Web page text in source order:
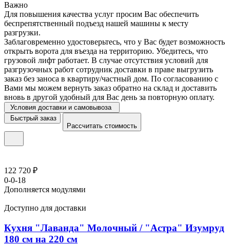
Важно
Для повышения качества услуг просим Вас обеспечить
беспрепятственный подъезд нашей машины к месту
разгрузки.
Заблаговременно удостоверьтесь, что у Вас будет возможность
открыть ворота для въезда на территорию. Убедитесь, что
грузовой лифт работает. В случае отсутствия условий для
разгрузочных работ сотрудник доставки в праве выгрузить
заказ без заноса в квартиру/частный дом. По согласованию с
Вами мы можем вернуть заказ обратно на склад и доставить
вновь в другой удобный для Вас день за повторную оплату.
Условия доставки и самовывоза
Быстрый заказ
Рассчитать стоимость
122 720 ₽
0-0-18
Дополняется модулями
Доступно для доставки
Кухня "Лаванда" Молочный / "Астра" Изумруд
180 см на 220 см